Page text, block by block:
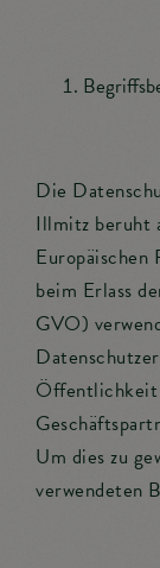
Die
Illmitz beruht
beim Erlass
GVO)
Öffentlichkeit
Um dies zu
verwendeten